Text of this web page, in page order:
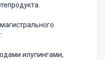
илупингами,